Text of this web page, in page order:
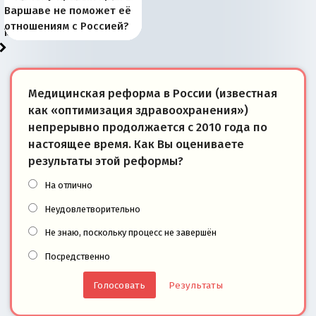
районы Баренцева
моря
тем, что они -
победители
Запада рассказала о
«переобувании» хозяев
перемены: 15 шагов к
суверенной экономике
Европы
сбрасывать балласт
Анкориджа
года: первые уступки во
внутренней политике
сегодня
Варшаве не поможет её
отношениям с Россией?
Медицинская реформа в России (известная
как «оптимизация здравоохранения»)
непрерывно продолжается с 2010 года по
настоящее время. Как Вы оцениваете
результаты этой реформы?
На отлично
Неудовлетворительно
Не знаю, поскольку процесс не завершён
Посредственно
Результаты